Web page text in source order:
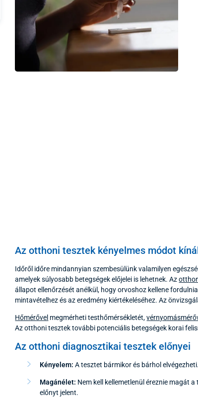
Az otthoni tesztek kényelmes módot
Időről időre mindannyian szembesülünk valamilyen
amelyek súlyosabb betegségek előjelei is lehetnek. Az
állapot ellenőrzését anélkül, hogy orvoshoz kellene
mintavételhez és az eredmény kiértékeléséhez. Az
Hőmérővel megmérheti testhőmérsékletét,
Az otthoni tesztek további potenciális betegségek korai
Az otthoni diagnosztikai tesztek előnyei
Kényelem: A tesztet bármikor és bárhol elvégezheti.
Magánélet: Nem kell kellemetlenül éreznie magát
előnyt jelent.